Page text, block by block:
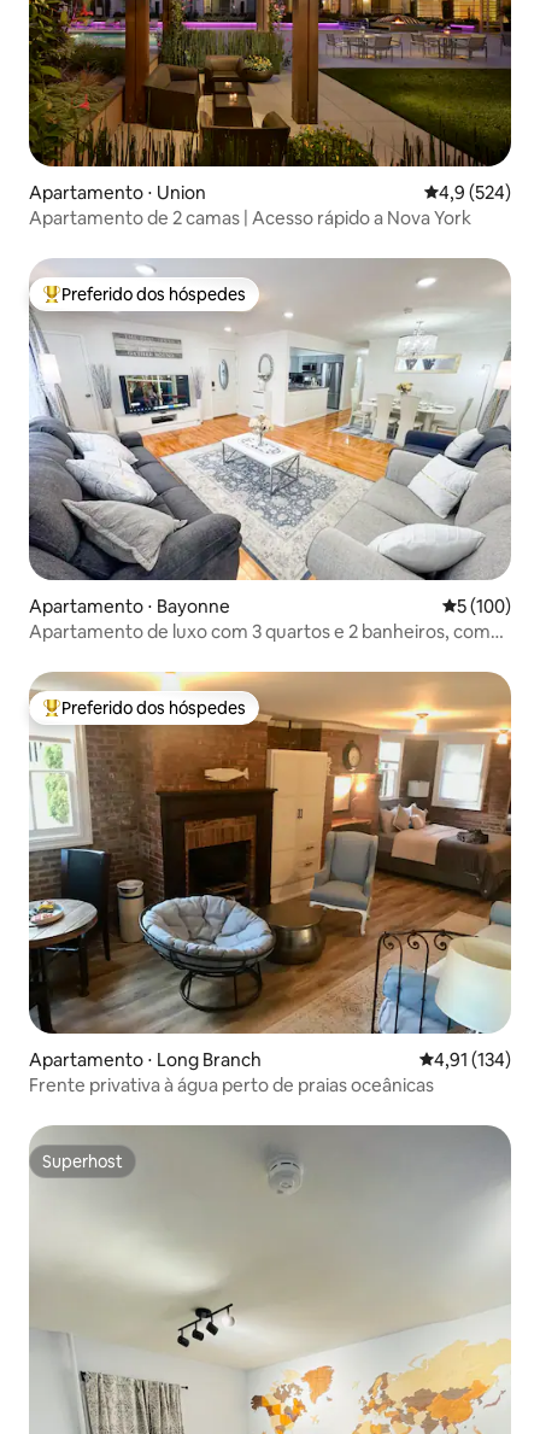
Apartamento ⋅ Union 4,9 de uma
4,9 (524)
Apartamento de 2 camas | Acesso rápido a Nova York
Entre os melhores preferidos dos hóspedes
Preferido dos hóspedes
Apartamento ⋅ Bayonne 5 de uma
5 (100)
Apartamento de luxo com 3 quartos e 2 banheiros, com
Entre os melhores preferidos dos hóspedes
Preferido dos hóspedes
Apartamento ⋅ Long Branch 4,91 de uma
4,91 (134)
Frente privativa à água perto de praias oceânicas
Superhost
Superhost